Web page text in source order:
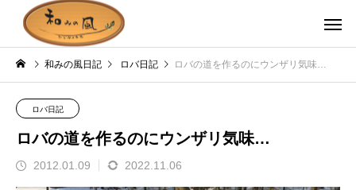
和みの風日記 ロバ日記 ロバの道を作るのにウンザリ気味…
ロバ日記
ロバの道を作るのにウンザリ気味…
2012.01.09 2022.11.06